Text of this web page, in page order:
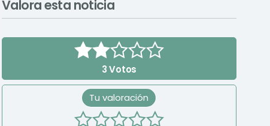
Valora esta noticia
3Votos
Tu valoración